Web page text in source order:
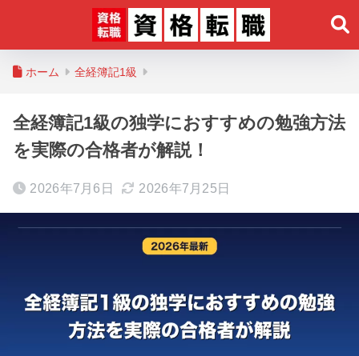
ホーム 全経簿記1級
全経簿記1級の独学におすすめの勉強方法
を実際の合格者が解説！
2026年7月6日 2026年7月25日